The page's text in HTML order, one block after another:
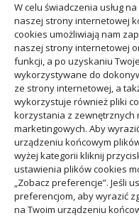
W celu świadczenia usług
naszej strony internetowej
cookies umożliwiają nam
naszej strony internetowej
funkcji, a po uzyskaniu
wykorzystywane do
ze strony internetowej, a
wykorzystuje również pliki
korzystania z zewnętrznych
marketingowych. Aby
urządzeniu końcowym
wyżej kategorii kliknij
ustawienia plików cookies
„Zobacz preferencje”. Jeśli
preferencjom, aby wyrazić
na Twoim urządzeniu
Budownictwo
Dom
Ogród
Przemysł